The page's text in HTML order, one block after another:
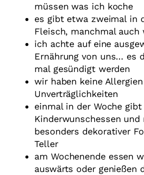
müssen was ich koche
es gibt etwa zweimal in
Fleisch, manchmal auch
ich achte auf eine
Ernährung von uns… es
mal gesündigt werden
wir haben keine
Unverträglichkeiten
einmal in der Woche gibt
Kinderwunschessen
besonders dekorativer
Teller
am Wochenende essen
auswärts oder genießen